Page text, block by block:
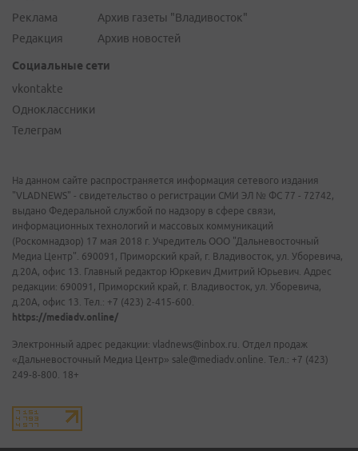
Реклама
Редакция
Архив газеты "Владивосток"
Архив новостей
Социальные сети
vkontakte
Одноклассники
Телеграм
На данном сайте распространяется информация сетевого издания
"VLADNEWS" - свидетельство о регистрации СМИ ЭЛ № ФС 77 - 72742,
выдано Федеральной службой по надзору в сфере связи,
информационных технологий и массовых коммуникаций
(Роскомнадзор) 17 мая 2018 г. Учредитель ООО "Дальневосточный
Медиа Центр". 690091, Приморский край, г. Владивосток, ул. Уборевича,
д.20А, офис 13. Главный редактор Юркевич Дмитрий Юрьевич. Адрес
редакции: 690091, Приморский край, г. Владивосток, ул. Уборевича,
д.20А, офис 13. Тел.: +7 (423) 2-415-600.
https://mediadv.online/
Электронный адрес редакции: vladnews@inbox.ru. Отдел продаж
«Дальневосточный Медиа Центр» sale@mediadv.online. Тел.: +7 (423)
249-8-800. 18+